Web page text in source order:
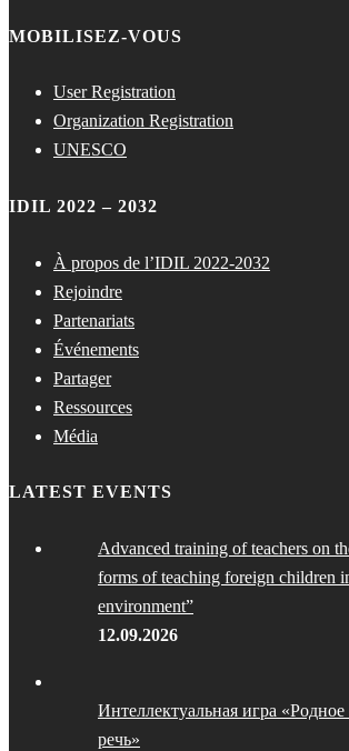
MOBILISEZ-VOUS
User Registration
Organization Registration
UNESCO
IDIL 2022 – 2032
À propos de l’IDIL 2022-2032
Rejoindre
Partenariats
Événements
Partager
Ressources
Média
LATEST EVENTS
Advanced training of teachers on
forms of teaching foreign children
environment”
12.09.2026
Интеллектуальная игра
речь»